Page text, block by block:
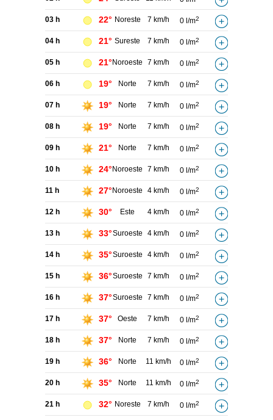
03 h 22° Noreste 7 km/h 0 l/m2
04 h 21° Sureste 7 km/h 0 l/m2
05 h 21° Noroeste 7 km/h 0 l/m2
06 h 19° Norte 7 km/h 0 l/m2
07 h 19° Norte 7 km/h 0 l/m2
08 h 19° Norte 7 km/h 0 l/m2
09 h 21° Norte 7 km/h 0 l/m2
10 h 24° Noroeste 7 km/h 0 l/m2
11 h 27° Noroeste 4 km/h 0 l/m2
12 h 30° Este 4 km/h 0 l/m2
13 h 33°Suroeste 4 km/h 0 l/m2
14 h 35°Suroeste 4 km/h 0 l/m2
15 h 36°Suroeste 7 km/h 0 l/m2
16 h 37°Suroeste 7 km/h 0 l/m2
17 h 37° Oeste 7 km/h 0 l/m2
18 h 37° Norte 7 km/h 0 l/m2
19 h 36° Norte 11 km/h 0 l/m2
20 h 35° Norte 11 km/h 0 l/m2
21 h 32° Noreste 7 km/h 0 l/m2